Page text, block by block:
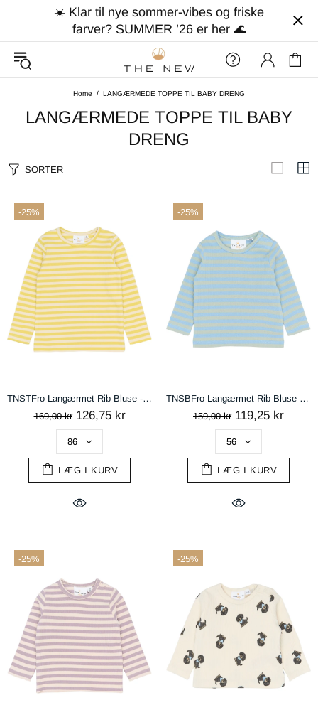
☀️ Klar til nye sommer-vibes og friske
farver? SUMMER ’26 er her 🌊
Home LANGÆRMEDE TOPPE TIL BABY DRENG
LANGÆRMEDE TOPPE TIL BABY
DRENG
SORTER
-25%
TNSTFro Langærmet Rib Bluse - Dusky Citron Striped
169,00 kr 126,75 kr
LÆG I KURV
-25%
TNSBFro Langærmet Rib Bluse - Forever Blue Striped
159,00 kr 119,25 kr
LÆG I KURV
-25% -25%